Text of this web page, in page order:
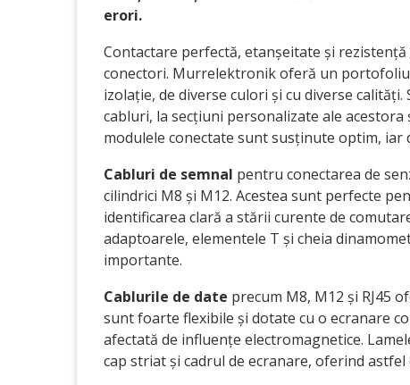
erori.
Contactare perfectă, etanșeitate și
conectori. Murrelektronik oferă un portofoliu
izolație, de diverse culori și cu diverse
cabluri, la secțiuni personalizate ale
modulele conectate sunt susținute optim,
Cabluri de semnal pentru conectarea de
cilindrici M8 și M12. Acestea sunt perfecte
identificarea clară a stării curente de
adaptoarele, elementele T și cheia
importante.
Cablurile de date precum M8, M12 și RJ45
sunt foarte flexibile și dotate cu o ecranare
afectată de influențe electromagnetice.
cap striat și cadrul de ecranare, oferind